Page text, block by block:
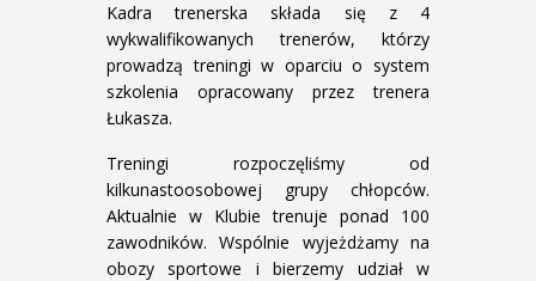
Kadra trenerska składa się z 4
wykwalifikowanych trenerów, którzy
prowadzą treningi w oparciu o system
szkolenia opracowany przez trenera
Łukasza.
Treningi rozpoczęliśmy od
kilkunastoosobowej grupy chłopców.
Aktualnie w Klubie trenuje ponad 100
zawodników. Wspólnie wyjeżdżamy na
obozy sportowe i bierzemy udział w